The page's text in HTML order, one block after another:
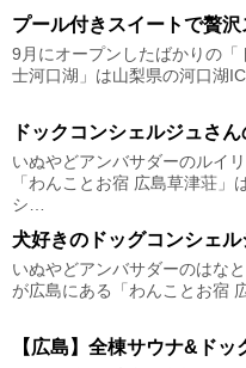
プール付きスイートで贅
9月にオープンしたばかりの「
士河口湖」は山梨県の河口湖
ドックコンシェルジュさ
いぬやどアンバサダーのルイ
「わんことお宿 広島草津荘」
シ…
犬好きのドッグコンシェ
いぬやどアンバサダーのはな
が広島にある「わんことお宿
【広島】全棟サウナ&ド